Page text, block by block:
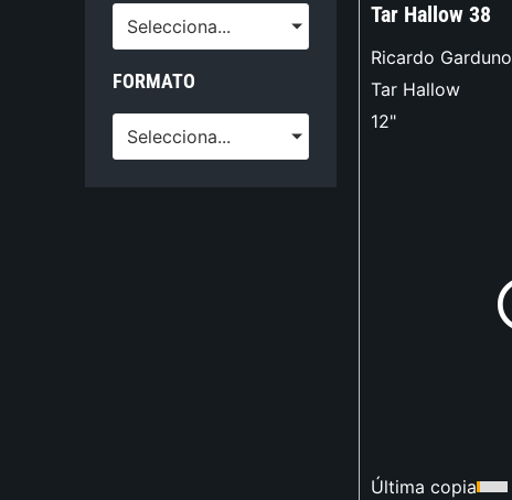
Selecciona...
FORMATO
Selecciona...
Tar Hallow 38
Ricardo Garduno
Tar Hallow
12"
Última copia